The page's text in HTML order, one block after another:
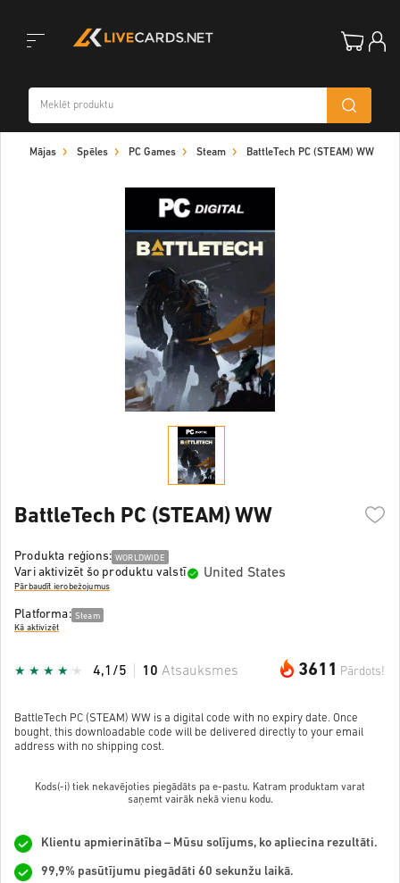
Mājas Spēles PC Games Steam BattleTech PC (STEAM) WW
BattleTech PC (STEAM) WW
Produkta reģions: WORLDWIDE
Vari aktivizēt šo produktu valstī United States
Pārbaudīt ierobežojumus
Platforma: Steam
Kā aktivizēt
3611 Pārdots!
4,1/5 10 Atsauksmes
BattleTech PC (STEAM) WW is a digital code with no expiry date. Once
bought, this downloadable code will be delivered directly to your email
address with no shipping cost.
Kods(-i) tiek nekavējoties piegādāts pa e-pastu. Katram produktam varat
saņemt vairāk nekā vienu kodu.
Klientu apmierinātība – Mūsu solījums, ko apliecina rezultāti.
99,9% pasūtījumu piegādāti 60 sekunžu laikā.